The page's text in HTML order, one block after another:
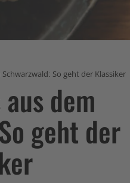
So geht der Klassiker
dem
geht der